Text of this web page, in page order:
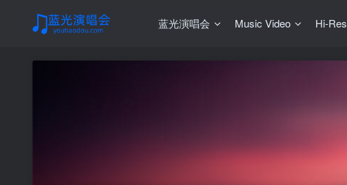
蓝光演唱会 Music Video Hi-Res